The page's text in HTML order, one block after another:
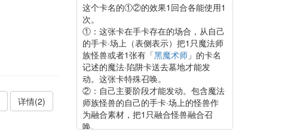
详情(2)
这个卡名的①②的效果1回合各能使用1
次。
①：这张卡在手卡存在的场合，从自己
的手卡·场上（表侧表示）把1只魔法师
族怪兽或者1张有「黑魔术师 」的卡名
记述的魔法·陷阱卡送去墓地才能发
动。这张卡特殊召唤。
②：自己主要阶段才能发动。包含魔法
师族怪兽的自己的手卡·场上的怪兽作
为融合素材，把1只融合怪兽融合召
唤。